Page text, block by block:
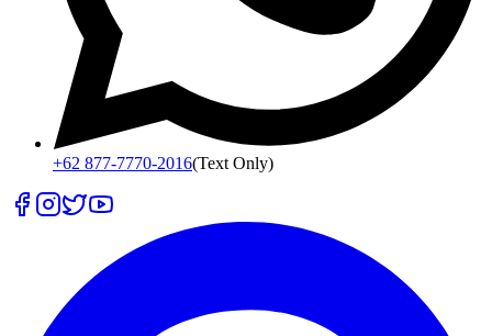
+62 877-7770-2016(Text Only)